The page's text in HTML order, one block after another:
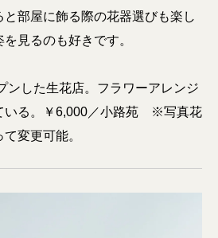
部屋に飾る際の花器選びも楽し
見るのも好きです。
ンした生花店。フラワーアレンジ
いる。￥6,000／小路苑 ※写真花
変更可能。